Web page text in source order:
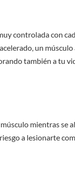
controlada con
un
también a tu
mientras se
a lesionarte